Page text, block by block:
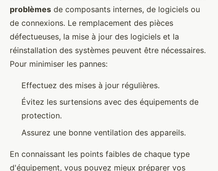
problèmes de composants internes, de logiciels ou
de connexions. Le remplacement des pièces
défectueuses, la mise à jour des logiciels et la
réinstallation des systèmes peuvent être nécessaires.
Pour minimiser les pannes:
Effectuez des mises à jour régulières.
Évitez les surtensions avec des équipements de
protection.
Assurez une bonne ventilation des appareils.
En connaissant les points faibles de chaque type
d'équipement, vous pouvez mieux préparer vos